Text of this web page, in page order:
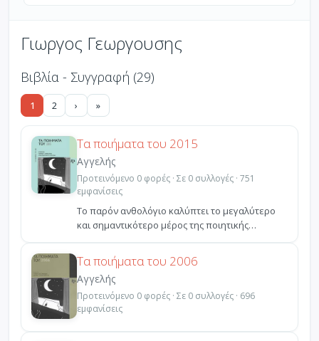
Γιωργος Γεωργουσης
Βιβλία - Συγγραφή (29)
1 2 › »
Τα ποιήματα του 2015
Αγγελής
Προτεινόμενο 0 φορές · Σε 0 συλλογές · 751
εμφανίσεις
Το παρόν ανθολόγιο καλύπτει το μεγαλύτερο
και σημαντικότερο μέρος της ποιητικής
παραγωγής για το έτο...
Τα ποιήματα του 2006
Αγγελής
Προτεινόμενο 0 φορές · Σε 0 συλλογές · 696
εμφανίσεις